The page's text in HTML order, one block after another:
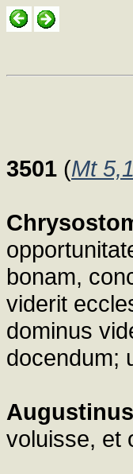
3501 (Mt
bonam,
viderit
dominus
docendum;
Augustinus
voluisse, et